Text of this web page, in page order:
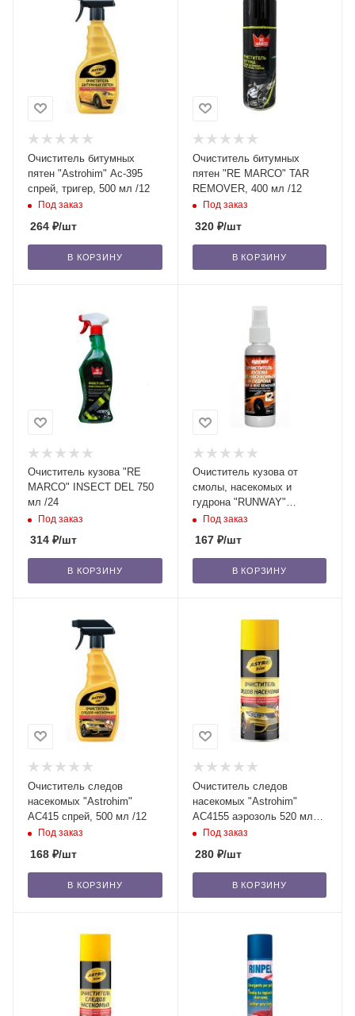
Очиститель битумных
пятен "Astrohim" Ас-395
спрей, тригер, 500 мл /12
Под заказ
264 ₽/шт
В КОРЗИНУ
Очиститель битумных
пятен "RE MARCO" TAR
REMOVER, 400 мл /12
Под заказ
320₽/шт
В КОРЗИНУ
Очиститель кузова "RE
MARCO" INSECT DEL 750
мл /24
Под заказ
314 ₽/шт
В КОРЗИНУ
Очиститель кузова от
смолы, насекомых и
гудрона "RUNWAY"
RW2010 200 мл /24
Под заказ
167₽/шт
В КОРЗИНУ
Очиститель следов
насекомых "Astrohim"
AC415 спрей, 500 мл /12
Под заказ
168 ₽/шт
В КОРЗИНУ
Очиститель следов
насекомых "Astrohim"
AC4155 аэрозоль 520 мл
/12Под заказ
280₽/шт
В КОРЗИНУ